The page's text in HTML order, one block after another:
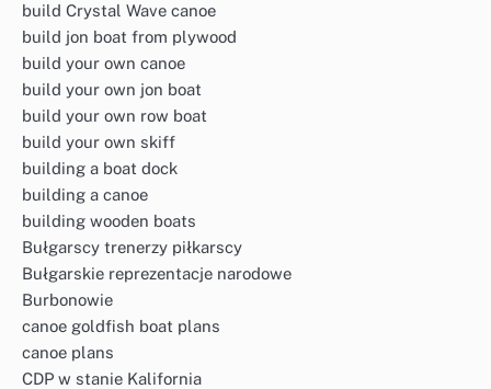
build Crystal Wave canoe
build jon boat from plywood
build your own canoe
build your own jon boat
build your own row boat
build your own skiff
building a boat dock
building a canoe
building wooden boats
Bułgarscy trenerzy piłkarscy
Bułgarskie reprezentacje narodowe
Burbonowie
canoe goldfish boat plans
canoe plans
CDP w stanie Kalifornia